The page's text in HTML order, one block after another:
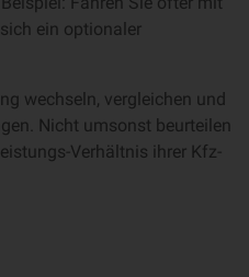
ein optionaler
wechseln, vergleichen und
Nicht umsonst beurteilen
Verhältnis ihrer Kfz-